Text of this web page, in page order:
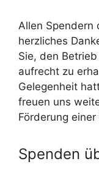
Allen Spendern
herzliches
Sie, den
aufrecht zu
Gelegenheit
freuen uns
Förderung
Spenden